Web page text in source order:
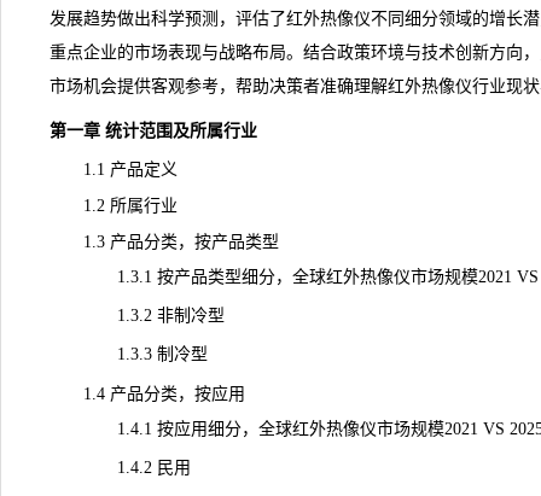
发展趋势做出科学预测，评估了红外热像仪不同细分领域的增长
重点企业的市场表现与战略布局。结合政策环境与技术创新方向
市场机会提供客观参考，帮助决策者准确理解红外热像仪行业现
第一章 统计范围及所属行业
1.1 产品定义
1.2 所属行业
1.3 产品分类，按产品类型
1.3.1 按产品类型细分，全球红外热像仪市场规模2021 VS
1.3.2 非制冷型
1.3.3 制冷型
1.4 产品分类，按应用
1.4.1 按应用细分，全球红外热像仪市场规模2021 VS 2025
1.4.2 民用